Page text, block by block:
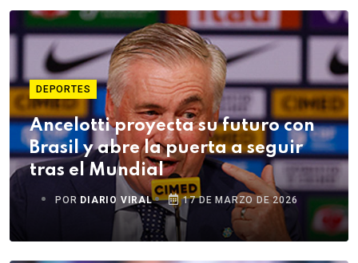
DEPORTES
Ancelotti proyecta su futuro con
Brasil y abre la puerta a seguir
tras el Mundial
POR DIARIO VIRAL 17 DE MARZO DE 2026